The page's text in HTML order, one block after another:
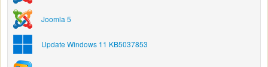
Joomla 5
Update Windows 11 KB5037853